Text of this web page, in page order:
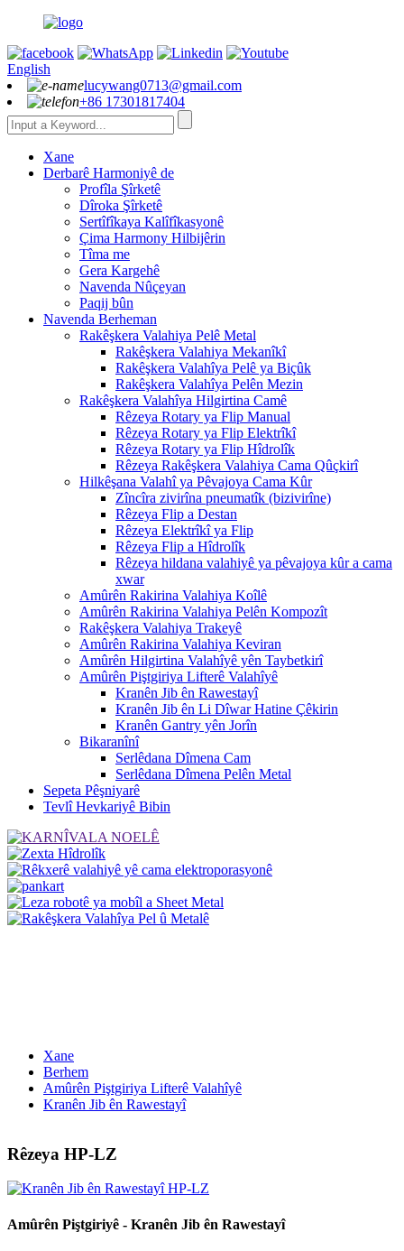
English
lucywang0713@gmail.com
+86 17301817404
Xane
Derbarê Harmoniyê de
Profîla Şîrketê
Dîroka Şîrketê
Sertîfîkaya Kalîfîkasyonê
Çima Harmony Hilbijêrin
Tîma me
Gera Kargehê
Navenda Nûçeyan
Paqij bûn
Navenda Berheman
Rakêşkera Valahiya Pelê Metal
Rakêşkera Valahiya Mekanîkî
Rakêşkera Valahîya Pelê ya Biçûk
Rakêşkera Valahîya Pelên Mezin
Rakêşkera Valahîya Hilgirtina Camê
Rêzeya Rotary ya Flip Manual
Rêzeya Rotary ya Flip Elektrîkî
Rêzeya Rotary ya Flip Hîdrolîk
Rêzeya Rakêşkera Valahiya Cama Qûçkirî
Hilkêşana Valahî ya Pêvajoya Cama Kûr
Zîncîra zivirîna pneumatîk (bizivirîne)
Rêzeya Flip a Destan
Rêzeya Elektrîkî ya Flip
Rêzeya Flip a Hîdrolîk
Rêzeya hildana valahiyê ya pêvajoya kûr a cama
xwar
Amûrên Rakirina Valahiya Koîlê
Amûrên Rakirina Valahiya Pelên Kompozît
Rakêşkera Valahiya Trakeyê
Amûrên Rakirina Valahiya Keviran
Amûrên Hilgirtina Valahîyê yên Taybetkirî
Amûrên Piştgiriya Lifterê Valahîyê
Kranên Jib ên Rawestayî
Kranên Jib ên Li Dîwar Hatine Çêkirin
Kranên Gantry yên Jorîn
Bikaranînî
Serlêdana Dîmena Cam
Serlêdana Dîmena Pelên Metal
Sepeta Pêşniyarê
Tevlî Hevkariyê Bibin
Xane
Berhem
Amûrên Piştgiriya Lifterê Valahîyê
Kranên Jib ên Rawestayî
Rêzeya HP-LZ
Amûrên Piştgiriyê - Kranên Jib ên Rawestayî